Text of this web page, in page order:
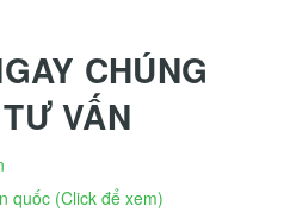
CHÚNG
VẤN
quốc (Click để xem)